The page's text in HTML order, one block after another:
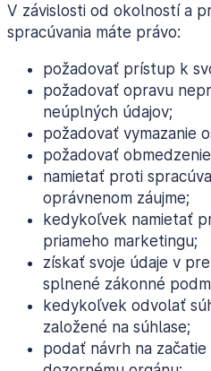
V závislosti od okolností a
spracúvania máte právo:
požadovať prístup k
požadovať opravu
neúplných údajov;
požadovať vymazanie
požadovať
namietať proti
oprávnenom záujme;
kedykoľvek namietať
priameho marketingu;
získať svoje údaje v
splnené zákonné
kedykoľvek odvolať
založené na súhlase;
podať návrh na